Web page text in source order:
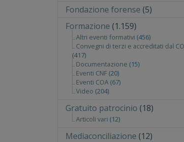
Fondazione forense (5)
Formazione (1.159)
Altri eventi formativi (456)
Convegni di terzi e accreditati dal
(417)
Documentazione (15)
Eventi CNF (20)
Eventi COA (67)
Video (204)
Gratuito patrocinio (18)
Articoli vari (12)
Mediaconciliazione (12)